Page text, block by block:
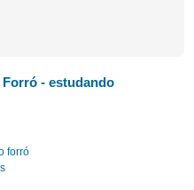
- estudando
forró